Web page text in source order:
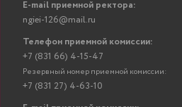
E-mail приемной ректора:
ngiei-126@mail.ru
Телефон приемной комиссии:
+7 (831 66) 4-15-47
Резервный номер приемной комиссии:
+7 (831 27) 4-63-10